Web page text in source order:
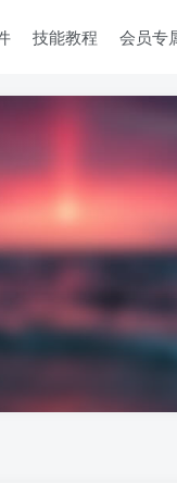
技能教程 会员专